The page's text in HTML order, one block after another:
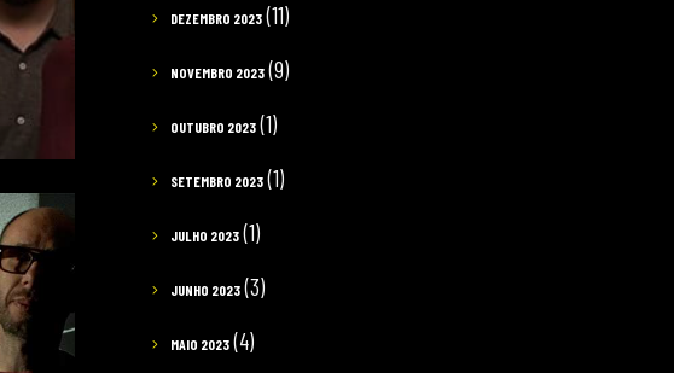
DEZEMBRO 2023 (11)
NOVEMBRO 2023 (9)
OUTUBRO 2023 (1)
SETEMBRO 2023 (1)
JULHO 2023 (1)
JUNHO 2023 (3)
MAIO 2023 (4)